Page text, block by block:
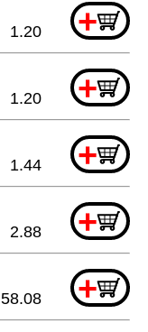
+
1.20
+
1.20
+
1.44
+
2.88
+
58.08